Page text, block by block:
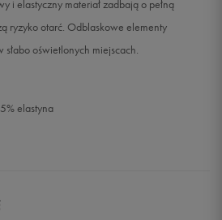
i elastyczny materiał zadbają o pełną
ryzyko otarć. Odblaskowe elementy
oświetlonych miejscach.
elastyna